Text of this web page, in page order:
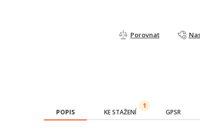
Porovnat
POPIS KE STAŽENÍ
1
GPSR